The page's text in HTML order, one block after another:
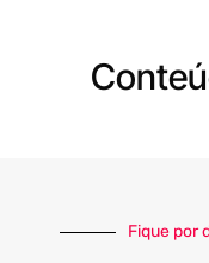
Fique por